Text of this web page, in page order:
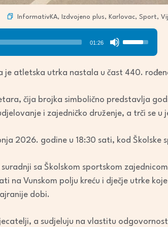
InformativKA, Izdvojeno plus, Karlovac, Sport,
01:26
Use
Up/Down
to
increase
decrease
je atletska utrka nastala u čast 440.
čija brojka simbolično predstavlja
i zajedničko druženje, a trči se u
2026. godine u 18:30 sati, kod Školske
sa Školskom sportskom
na Vunskom polju kreću i dječje utrke
dobi.
a sudjeluju na vlastitu